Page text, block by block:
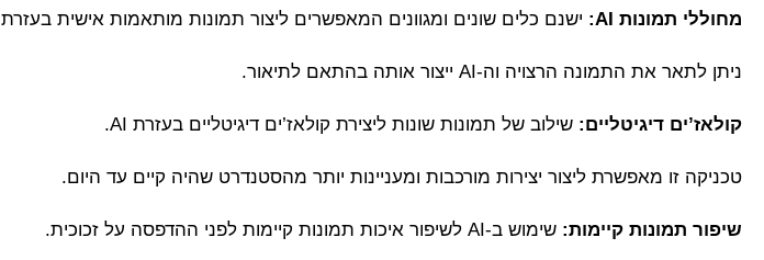
מחוללי תמונות AI:
ישנם כלים שונים ומגוונים המאפשרים ליצור תמונות מותאמות אישית בעזרת AI.
ניתן לתאר את התמונה הרצויה וה-AI ייצור אותה בהתאם לתיאור.
קולאז’ים דיגיטליים: שילוב של תמונות שונות ליצירת קולאז’ים דיגיטליים בעזרת AI.
טכניקה זו מאפשרת ליצור יצירות מורכבות ומעניינות יותר מהסטנדרט שהיה קיים עד היום.
שיפור תמונות קיימות: שימוש ב-AI לשיפור איכות תמונות קיימות לפני ההדפסה על זכוכית.